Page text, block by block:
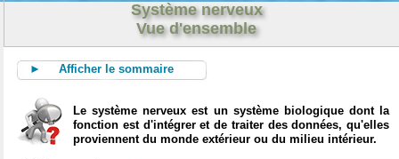
Système nerveux
Vue d'ensemble
► Afficher le sommaire
Le système nerveux est un système biologique dont la
fonction est d'intégrer et de traiter des données, qu'elles
proviennent du monde extérieur ou du milieu intérieur.